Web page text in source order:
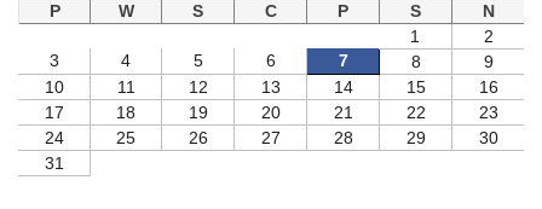
P
W S C P S
N
1
2
3
4 5 6 7 8
9
10
11 12 13 14 15
16
17
18 19 20 21 22
23
24
25 26 27 28 29
30
31